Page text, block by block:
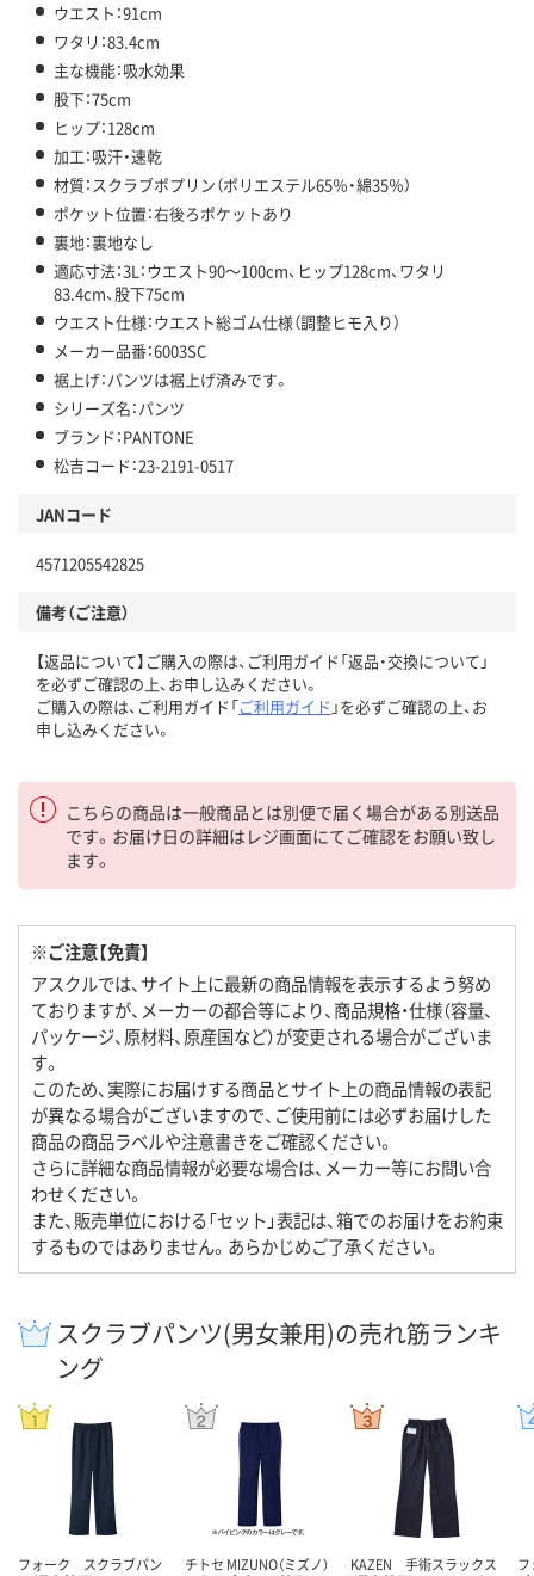
ウエスト：91cm
ワタリ：83.4cm
主な機能：吸水効果
股下：75cm
ヒップ：128cm
加工：吸汗・速乾
材質：スクラブポプリン（ポリエステル65％・綿35％）
ポケット位置：右後ろポケットあり
裏地：裏地なし
適応寸法：3L：ウエスト90～100cm、ヒップ128cm、ワタリ
83.4cm、股下75cm
ウエスト仕様：ウエスト総ゴム仕様（調整ヒモ入り）
メーカー品番：6003SC
裾上げ：パンツは裾上げ済みです。
シリーズ名：パンツ
ブランド：PANTONE
松吉コード：23-2191-0517
JANコード
4571205542825
備考（ご注意）
【返品について】ご購入の際は、ご利用ガイド「返品・交換について」
を必ずご確認の上、お申し込みください。
ご購入の際は、ご利用ガイド「ご利用ガイド 」を必ずご確認の上、お
申し込みください。
こちらの商品は一般商品とは別便で届く場合がある別送品
です。お届け日の詳細はレジ画面にてご確認をお願い致し
ます。
※ご注意【免責】
アスクルでは、サイト上に最新の商品情報を表示するよう努め
ておりますが、メーカーの都合等により、商品規格・仕様（容量、
パッケージ、原材料、原産国など）が変更される場合がございま
す。
このため、実際にお届けする商品とサイト上の商品情報の表記
が異なる場合がございますので、ご使用前には必ずお届けした
商品の商品ラベルや注意書きをご確認ください。
さらに詳細な商品情報が必要な場合は、メーカー等にお問い合
わせください。
また、販売単位における「セット」表記は、箱でのお届けをお約束
するものではありません。あらかじめご了承ください。
スクラブパンツ(男女兼用)の売れ筋ランキ
ング
フォーク スクラブパン
チトセ MIZUNO（ミズノ）
KAZEN 手術スラックス